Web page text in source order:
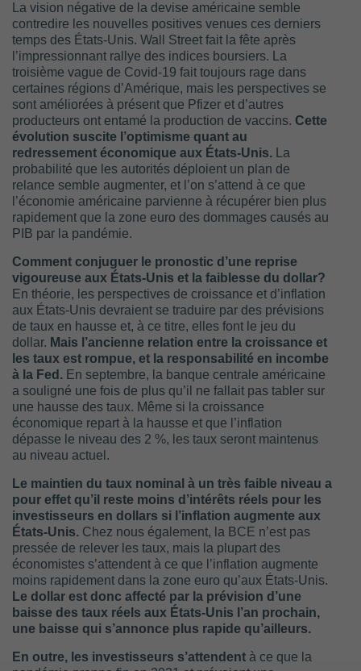
La vision négative de la devise américaine semble
contredire les nouvelles positives venues ces derniers
temps des États-Unis. Wall Street fait la fête après
l’impressionnant rallye des indices boursiers. La
troisième vague de Covid-19 fait toujours rage dans
certaines régions d’Amérique, mais les perspectives se
sont améliorées à présent que Pfizer et d’autres
producteurs ont entamé la production de vaccins. Cette
évolution suscite l’optimisme quant au
redressement économique aux États-Unis. La
probabilité que les autorités déploient un plan de
relance semble augmenter, et l’on s’attend à ce que
l’économie américaine parvienne à récupérer bien plus
rapidement que la zone euro des dommages causés au
PIB par la pandémie.
Comment conjuguer le pronostic d’une reprise
vigoureuse aux États-Unis et la faiblesse du dollar?
En théorie, les perspectives de croissance et d’inflation
aux États-Unis devraient se traduire par des prévisions
de taux en hausse et, à ce titre, elles font le jeu du
dollar. Mais l’ancienne relation entre la croissance et
les taux est rompue, et la responsabilité en incombe
à la Fed. En septembre, la banque centrale américaine
a souligné une fois de plus qu’il ne fallait pas tabler sur
une hausse des taux. Même si la croissance
économique repart à la hausse et que l’inflation
dépasse le niveau des 2 %, les taux seront maintenus
au niveau actuel.
Le maintien du taux nominal à un très faible niveau a
pour effet qu’il reste moins d’intérêts réels pour les
investisseurs en dollars si l’inflation augmente aux
États-Unis. Chez nous également, la BCE n’est pas
pressée de relever les taux, mais la plupart des
économistes s’attendent à ce que l’inflation augmente
moins rapidement dans la zone euro qu’aux États-Unis.
Le dollar est donc affecté par la prévision d’une
baisse des taux réels aux États-Unis l’an prochain,
une baisse qui s’annonce plus rapide qu’ailleurs.
En outre, les investisseurs s’attendent à ce que la